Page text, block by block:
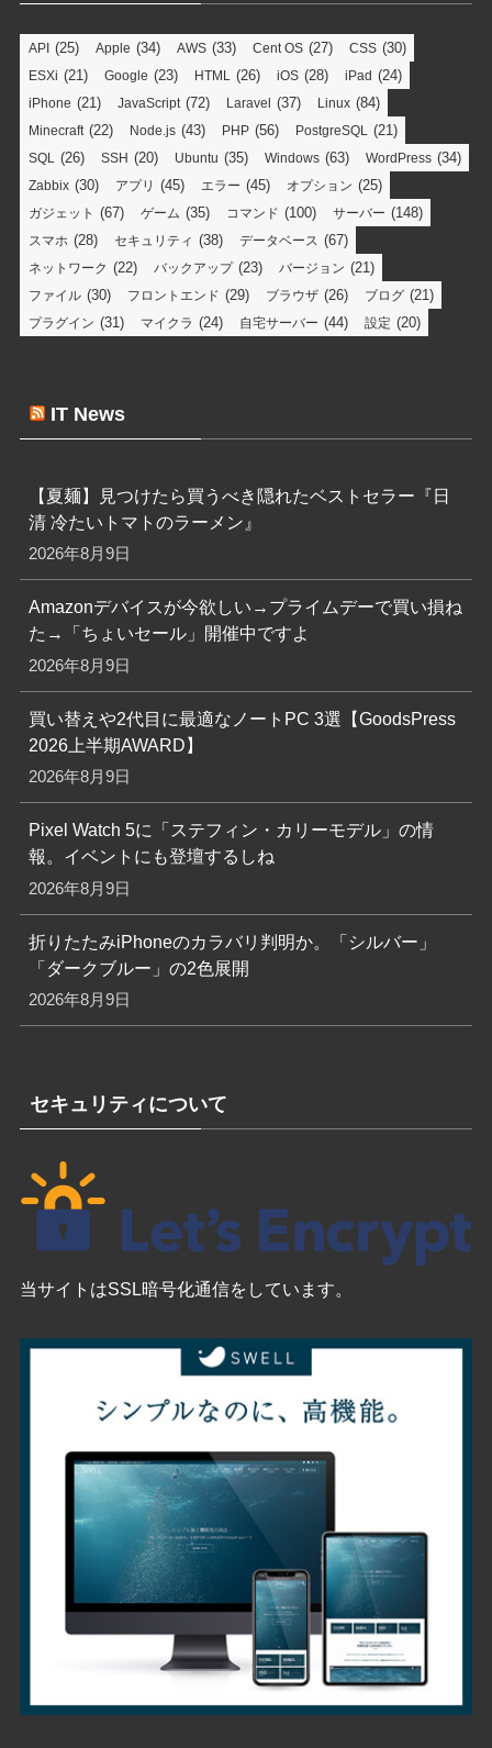
API (25) Apple (34) AWS (33) Cent OS (27) CSS (30)
ESXi (21) Google (23) HTML (26) iOS (28) iPad (24)
iPhone (21) JavaScript (72) Laravel (37) Linux (84)
Minecraft (22) Node.js (43) PHP (56) PostgreSQL (21)
SQL (26) SSH (20) Ubuntu (35) Windows (63) WordPress (34)
Zabbix (30) アプリ (45) エラー (45) オプション (25)
ガジェット (67) ゲーム (35) コマンド (100) サーバー (148)
スマホ (28) セキュリティ (38) データベース (67)
ネットワーク (22) バックアップ(23) バージョン (21)
ファイル (30) フロントエンド (29) ブラウザ (26) ブログ (21)
プラグイン (31) マイクラ (24) 自宅サーバー (44) 設定 (20)
IT News
【夏麺】見つけたら買うべき隠れたベストセラー『日
清 冷たいトマトのラーメン』
2026年8月9日
Amazonデバイスが今欲しい→プライムデーで買い損ね
た→「ちょいセール」開催中ですよ
2026年8月9日
買い替えや2代目に最適なノートPC 3選【GoodsPress
2026上半期AWARD】
2026年8月9日
Pixel Watch 5に「ステフィン・カリーモデル」の情
報。イベントにも登壇するしね
2026年8月9日
折りたたみiPhoneのカラバリ判明か。「シルバー」
「ダークブルー」の2色展開
2026年8月9日
セキュリティについて
当サイトはSSL暗号化通信をしています。